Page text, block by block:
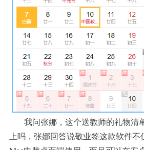
我问张娜，这个送教师的礼物清
上吗，张娜回答说敬业签这款软件不